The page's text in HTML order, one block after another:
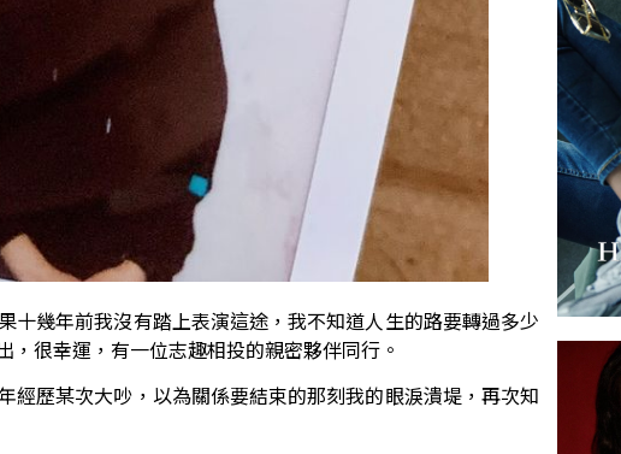
幾年前我沒有踏上表演這途，我不知道人生的路要轉過多少
很幸運，有一位志趣相投的親密夥伴同行。
歷某次大吵，以為關係要結束的那刻我的眼淚潰堤，再次知